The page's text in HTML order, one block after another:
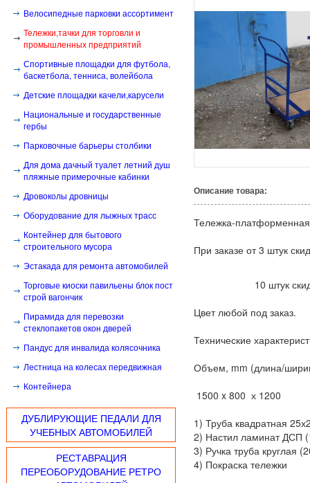
Велосипедные парковки ассортимент
Тележки,тачки для торговли и
промышленных предприятий
Спортивные площадки для футбола,
баскетбола, тенниса, волейбола
Детские площадки качели,карусели
Национальные и государственные
гербы
Парковочные барьеры столбики
Для дома дачный туалет летний душ
пляжные примерочные кабинки
Дровоколы дровницы
Оборудование для лыжных трасс
Контейнер для бытового
строительного мусора
Эстакада для ремонта автомобилей
Торговые киоски павильены блок пост
строй вагончик
Пирамида для перевозки
стеклопакетов окон дверей
Пандус для инвалида колясочника
Лестница на колесах передвижная
Контейнера
ДУБЛИРУЮЩИЕ ПЕДАЛИ ДЛЯ
УЧЕБНЫХ АВТОМОБИЛЕЙ
РЕСТАВРАЦИЯ
ПЕРЕОБОРУДОВАНИЕ РЕТРО
Описание товара:
Тележка-
При заказе от 3 штук
10 штук
Цвет любой под заказ.
Технические
Объем, mm (длина/
1500 x 800
1) Труба квадратная
2) Настил ламинат ДСП
3) Ручка труба круглая
4) Покраска тележки